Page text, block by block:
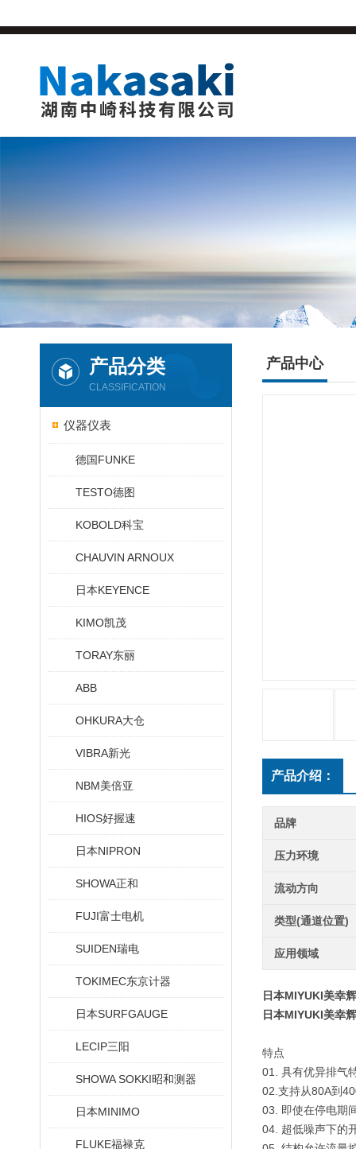
产品分类
CLASSIFICATION
仪器仪表
德国FUNKE
TESTO德图
KOBOLD科宝
CHAUVIN ARNOUX
日本KEYENCE
KIMO凯茂
TORAY东丽
ABB
OHKURA大仓
VIBRA新光
NBM美倍亚
HIOS好握速
日本NIPRON
SHOWA正和
FUJI富士电机
SUIDEN瑞电
TOKIMEC东京计器
日本SURFGAUGE
LECIP三阳
SHOWA SOKKI昭和测器
日本MINIMO
FLUKE福禄克
产品中心
产品介绍：
品牌
压力环境
流动方向
类型(通道位置)
应用领域
日本MIYUKI美幸
日本MIYUKI美幸
特点
01. 具有优异排气
02.支持从80A到
03. 即使在停电期
04. 超低噪声下的